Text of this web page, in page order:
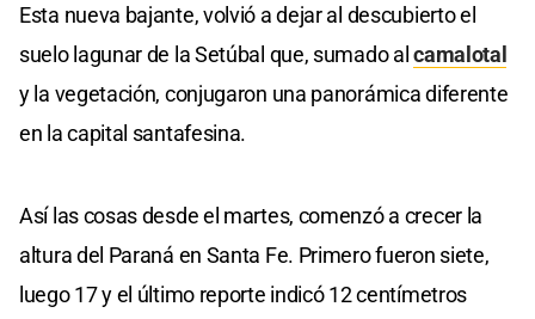
Esta nueva bajante, volvió a dejar al descubierto el
suelo lagunar de la Setúbal que, sumado alcamalotal
y la vegetación, conjugaron una panorámica diferente
en la capital santafesina.
Así las cosas desde el martes, comenzó a crecer la
altura del Paraná en Santa Fe. Primero fueron siete,
luego 17 y el último reporte indicó 12 centímetros